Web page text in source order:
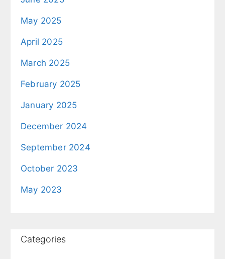
May 2025
April 2025
March 2025
February 2025
January 2025
December 2024
September 2024
October 2023
May 2023
Categories